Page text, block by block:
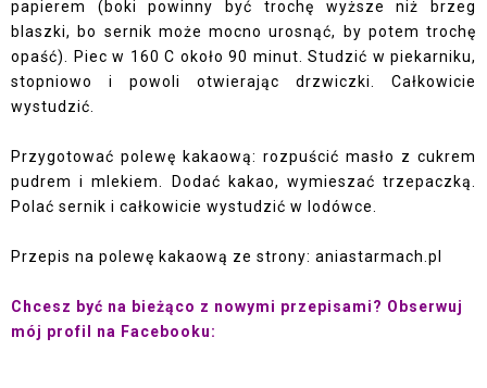
papierem (boki powinny być trochę wyższe niż brzeg
blaszki, bo sernik może mocno urosnąć, by potem trochę
opaść). Piec w 160 C około 90 minut. Studzić w piekarniku,
stopniowo i powoli otwierając drzwiczki. Całkowicie
wystudzić.
Przygotować polewę kakaową: rozpuścić masło z cukrem
pudrem i mlekiem. Dodać kakao, wymieszać trzepaczką.
Polać sernik i całkowicie wystudzić w lodówce.
Przepis na polewę kakaową ze strony: aniastarmach.pl
Chcesz być na bieżąco z nowymi przepisami? Obserwuj
mój profil na Facebooku: